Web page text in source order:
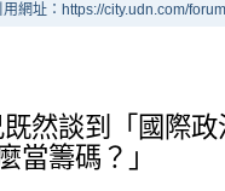
用網址：https://city.udn.com/
既然談到「國際
當籌碼？」